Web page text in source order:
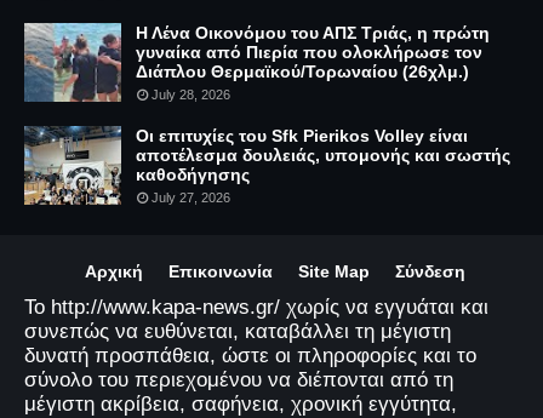
Η Λένα Οικονόμου του ΑΠΣ Τριάς, η πρώτη
γυναίκα από Πιερία που ολοκλήρωσε τον
Διάπλου Θερμαϊκού/Τορωναίου (26χλμ.)
July 28, 2026
Οι επιτυχίες του Sfk Pierikos Volley είναι
αποτέλεσμα δουλειάς, υπομονής και σωστής
καθοδήγησης
July 27, 2026
Αρχική Επικοινωνία Site Map Σύνδεση
Το http://www.kapa-news.gr/ χωρίς να εγγυάται και
συνεπώς να ευθύνεται, καταβάλλει τη μέγιστη
δυνατή προσπάθεια, ώστε οι πληροφορίες και το
σύνολο του περιεχομένου να διέπονται από τη
μέγιστη ακρίβεια, σαφήνεια, χρονική εγγύτητα,